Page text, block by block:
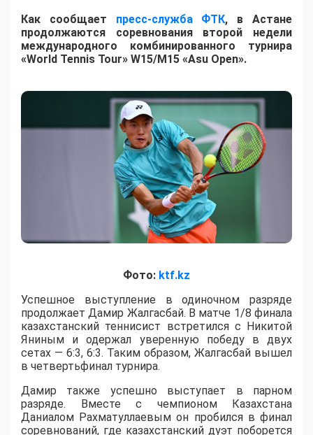
Как сообщает пресс-служба ФТК, в Астане
продолжаются соревнования второй недели
международного комбинированного турнира
«World Tennis Tour» W15/M15 «Asu Open».
Фото: ktf.kz
Успешное выступление в одиночном разряде
продолжает Дамир Жалгасбай. В матче 1/8 финала
казахстанский теннисист встретился с Никитой
Яниным и одержал уверенную победу в двух
сетах — 6:3, 6:3. Таким образом, Жалгасбай вышел
в четвертьфинал турнира.
Дамир также успешно выступает в парном
разряде. Вместе с чемпионом Казахстана
Даниалом Рахматуллаевым он пробился в финал
соревнований, где казахстанский дуэт поборется